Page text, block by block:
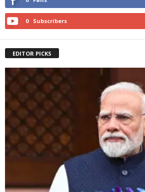
0 Subscribers
EDITOR PICKS